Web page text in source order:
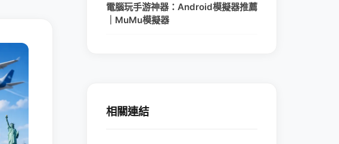
電腦玩手游神器：Android模擬器推薦
｜MuMu模擬器
相關連結